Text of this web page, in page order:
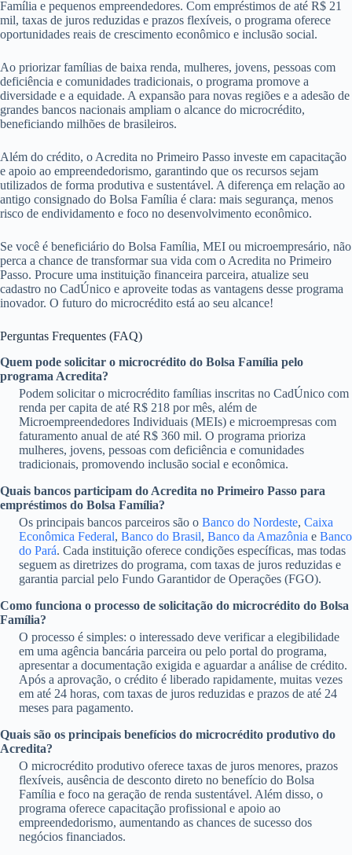
Família e pequenos empreendedores. Com empréstimos de até R$ 21
mil, taxas de juros reduzidas e prazos flexíveis, o programa oferece
oportunidades reais de crescimento econômico e inclusão social.
Ao priorizar famílias de baixa renda, mulheres, jovens, pessoas com
deficiência e comunidades tradicionais, o programa promove a
diversidade e a equidade. A expansão para novas regiões e a adesão de
grandes bancos nacionais ampliam o alcance do microcrédito,
beneficiando milhões de brasileiros.
Além do crédito, o Acredita no Primeiro Passo investe em capacitação
e apoio ao empreendedorismo, garantindo que os recursos sejam
utilizados de forma produtiva e sustentável. A diferença em relação ao
antigo consignado do Bolsa Família é clara: mais segurança, menos
risco de endividamento e foco no desenvolvimento econômico.
Se você é beneficiário do Bolsa Família, MEI ou microempresário, não
perca a chance de transformar sua vida com o Acredita no Primeiro
Passo. Procure uma instituição financeira parceira, atualize seu
cadastro no CadÚnico e aproveite todas as vantagens desse programa
inovador. O futuro do microcrédito está ao seu alcance!
Perguntas Frequentes (FAQ)
Quem pode solicitar o microcrédito do Bolsa Família pelo
programa Acredita?
Podem solicitar o microcrédito famílias inscritas no CadÚnico com
renda per capita de até R$ 218 por mês, além de
Microempreendedores Individuais (MEIs) e microempresas com
faturamento anual de até R$ 360 mil. O programa prioriza
mulheres, jovens, pessoas com deficiência e comunidades
tradicionais, promovendo inclusão social e econômica.
Quais bancos participam do Acredita no Primeiro Passo para
empréstimos do Bolsa Família?
Os principais bancos parceiros são o Banco do Nordeste, Caixa
Econômica Federal, Banco do Brasil, Banco da Amazônia e Banco
do Pará. Cada instituição oferece condições específicas, mas todas
seguem as diretrizes do programa, com taxas de juros reduzidas e
garantia parcial pelo Fundo Garantidor de Operações (FGO).
Como funciona o processo de solicitação do microcrédito do Bolsa
Família?
O processo é simples: o interessado deve verificar a elegibilidade
em uma agência bancária parceira ou pelo portal do programa,
apresentar a documentação exigida e aguardar a análise de crédito.
Após a aprovação, o crédito é liberado rapidamente, muitas vezes
em até 24 horas, com taxas de juros reduzidas e prazos de até 24
meses para pagamento.
Quais são os principais benefícios do microcrédito produtivo do
Acredita?
O microcrédito produtivo oferece taxas de juros menores, prazos
flexíveis, ausência de desconto direto no benefício do Bolsa
Família e foco na geração de renda sustentável. Além disso, o
programa oferece capacitação profissional e apoio ao
empreendedorismo, aumentando as chances de sucesso dos
negócios financiados.